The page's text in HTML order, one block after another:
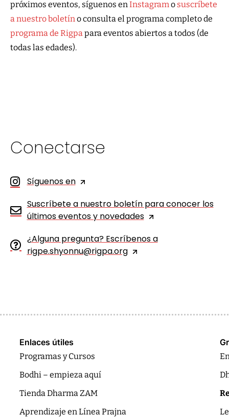
próximos eventos, síguenos enInstagramo suscríbete
a nuestro boletíno consulta el programa completo de
programa de Rigpapara eventos abiertos a todos (de
todas las edades).
Conectarse
Síguenos en
Suscríbete a nuestro boletín para conocer los
últimos eventos y novedades
¿Alguna pregunta? Escríbenos a
rigpe.shyonnu@rigpa.org
Enlaces útiles
Programas y Cursos
Bodhi – empieza aquí
Tienda Dharma ZAM
Aprendizaje en Línea Prajna